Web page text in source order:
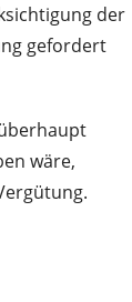
der
gefordert
wäre,